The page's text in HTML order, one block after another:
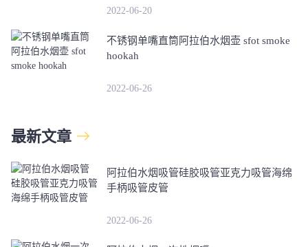
2022-06-20
不锈钢单嘴直筒阿拉伯水烟壶 sfot smoke
hookah
2022-06-26
最新文章
阿拉伯水烟吸管硅胶吸管亚克力吸管海绵
手柄吸管皮管
2022-06-26